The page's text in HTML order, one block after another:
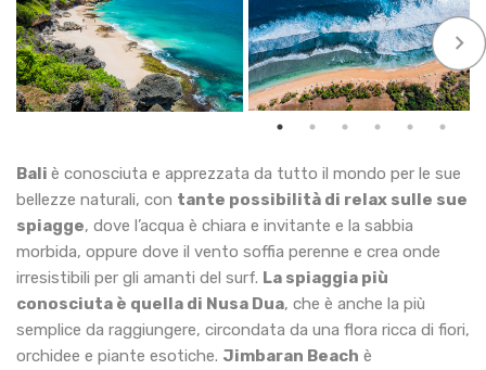
keyboard_arrow_right
Bali è conosciuta e apprezzata da tutto il mondo per le sue
bellezze naturali, con tante possibilità di relax sulle sue
spiagge, dove l’acqua è chiara e invitante e la sabbia
morbida, oppure dove il vento soffia perenne e crea onde
irresistibili per gli amanti del surf. La spiaggia più
conosciuta è quella di Nusa Dua, che è anche la più
semplice da raggiungere, circondata da una flora ricca di fiori,
orchidee e piante esotiche. Jimbaran Beach è